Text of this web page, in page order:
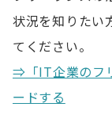
状況を知りたい
てください。
⇒「IT企業のフ
ードする